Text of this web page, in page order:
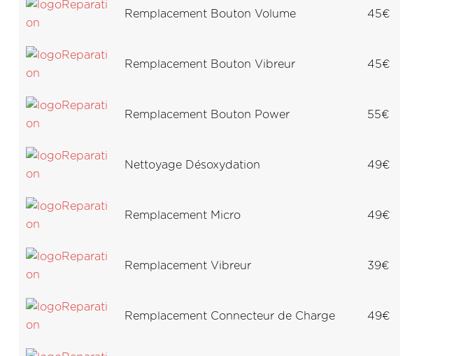
Remplacement Bouton Volume 45€
Remplacement Bouton Vibreur 45€
Remplacement Bouton Power 55€
Nettoyage Désoxydation 49€
Remplacement Micro 49€
Remplacement Vibreur 39€
Remplacement Connecteur de Charge 49€